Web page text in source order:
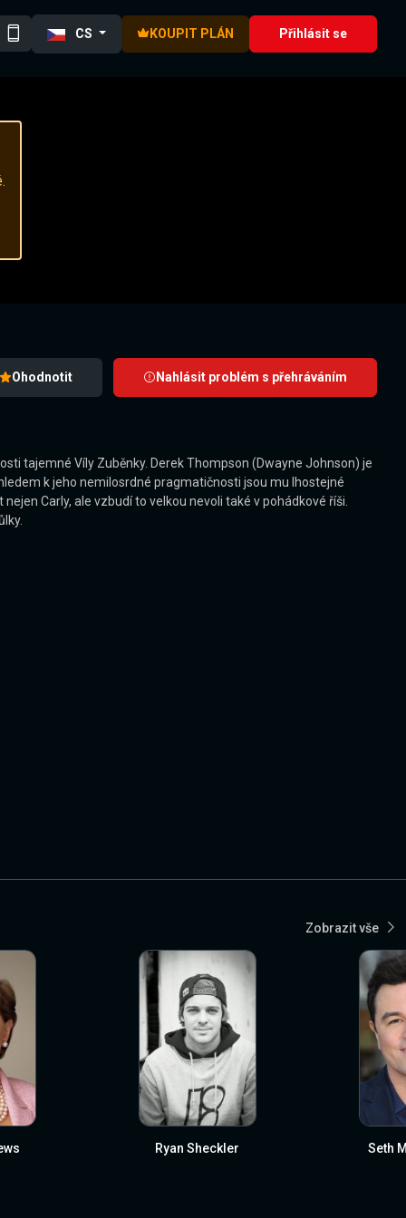
CS KOUPIT PLÁN Přihlásit se
Ohodnotit Nahlásit problém s přehráváním
tajemné Víly Zuběnky. Derek Thompson (Dwayne Johnson) je
k jeho nemilosrdné pragmatičnosti jsou mu lhostejné
Carly, ale vzbudí to velkou nevoli také v pohádkové říši.
Zobrazit vše
Ryan Sheckler Seth